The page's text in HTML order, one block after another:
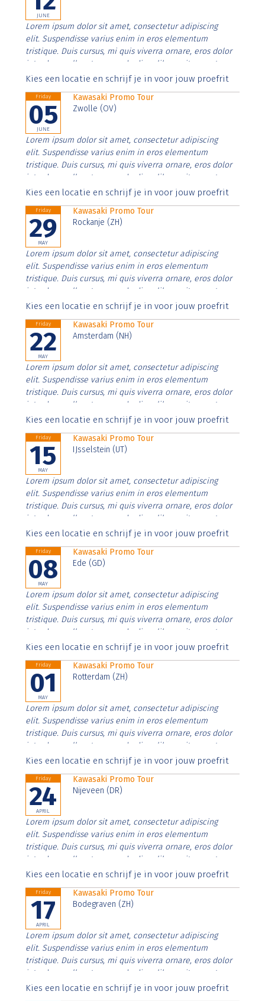
JUNE
Lorem ipsum dolor sit amet, consectetur adipiscing
elit. Suspendisse varius enim in eros elementum
tristique. Duis cursus, mi quis viverra ornare, eros dolor
interdum nulla, ut commodo diam libero vitae erat.
Aenean faucibus nibh et justo cursus id rutrum lorem
Kies een locatie en schrijf je in voor jouw proefrit
Friday
05
JUNE
Kawasaki Promo Tour
Zwolle (OV)
Lorem ipsum dolor sit amet, consectetur adipiscing
elit. Suspendisse varius enim in eros elementum
tristique. Duis cursus, mi quis viverra ornare, eros dolor
interdum nulla, ut commodo diam libero vitae erat.
Aenean faucibus nibh et justo cursus id rutrum lorem
Kies een locatie en schrijf je in voor jouw proefrit
Friday
29
MAY
Kawasaki Promo Tour
Rockanje (ZH)
Lorem ipsum dolor sit amet, consectetur adipiscing
elit. Suspendisse varius enim in eros elementum
tristique. Duis cursus, mi quis viverra ornare, eros dolor
interdum nulla, ut commodo diam libero vitae erat.
Aenean faucibus nibh et justo cursus id rutrum lorem
Kies een locatie en schrijf je in voor jouw proefrit
Friday
22
MAY
Kawasaki Promo Tour
Amsterdam (NH)
Lorem ipsum dolor sit amet, consectetur adipiscing
elit. Suspendisse varius enim in eros elementum
tristique. Duis cursus, mi quis viverra ornare, eros dolor
interdum nulla, ut commodo diam libero vitae erat.
Aenean faucibus nibh et justo cursus id rutrum lorem
Kies een locatie en schrijf je in voor jouw proefrit
Friday
15
MAY
Kawasaki Promo Tour
IJsselstein (UT)
Lorem ipsum dolor sit amet, consectetur adipiscing
elit. Suspendisse varius enim in eros elementum
tristique. Duis cursus, mi quis viverra ornare, eros dolor
interdum nulla, ut commodo diam libero vitae erat.
Aenean faucibus nibh et justo cursus id rutrum lorem
Kies een locatie en schrijf je in voor jouw proefrit
Friday
08
MAY
Kawasaki Promo Tour
Ede (GD)
Lorem ipsum dolor sit amet, consectetur adipiscing
elit. Suspendisse varius enim in eros elementum
tristique. Duis cursus, mi quis viverra ornare, eros dolor
interdum nulla, ut commodo diam libero vitae erat.
Aenean faucibus nibh et justo cursus id rutrum lorem
Kies een locatie en schrijf je in voor jouw proefrit
Friday
01
MAY
Kawasaki Promo Tour
Rotterdam (ZH)
Lorem ipsum dolor sit amet, consectetur adipiscing
elit. Suspendisse varius enim in eros elementum
tristique. Duis cursus, mi quis viverra ornare, eros dolor
interdum nulla, ut commodo diam libero vitae erat.
Aenean faucibus nibh et justo cursus id rutrum lorem
Kies een locatie en schrijf je in voor jouw proefrit
Friday
24
APRIL
Kawasaki Promo Tour
Nijeveen (DR)
Lorem ipsum dolor sit amet, consectetur adipiscing
elit. Suspendisse varius enim in eros elementum
tristique. Duis cursus, mi quis viverra ornare, eros dolor
interdum nulla, ut commodo diam libero vitae erat.
Aenean faucibus nibh et justo cursus id rutrum lorem
Kies een locatie en schrijf je in voor jouw proefrit
Friday
17
APRIL
Kawasaki Promo Tour
Bodegraven (ZH)
Lorem ipsum dolor sit amet, consectetur adipiscing
elit. Suspendisse varius enim in eros elementum
tristique. Duis cursus, mi quis viverra ornare, eros dolor
interdum nulla, ut commodo diam libero vitae erat.
Aenean faucibus nibh et justo cursus id rutrum lorem
Kies een locatie en schrijf je in voor jouw proefrit